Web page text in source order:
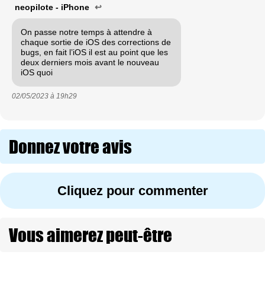
neopilote - iPhone ↩
On passe notre temps à attendre à
chaque sortie de iOS des corrections de
bugs, en fait l’iOS il est au point que les
deux derniers mois avant le nouveau
iOS quoi
02/05/2023 à 19h29
Donnez votre avis
Cliquez pour commenter
Vous aimerez peut-être